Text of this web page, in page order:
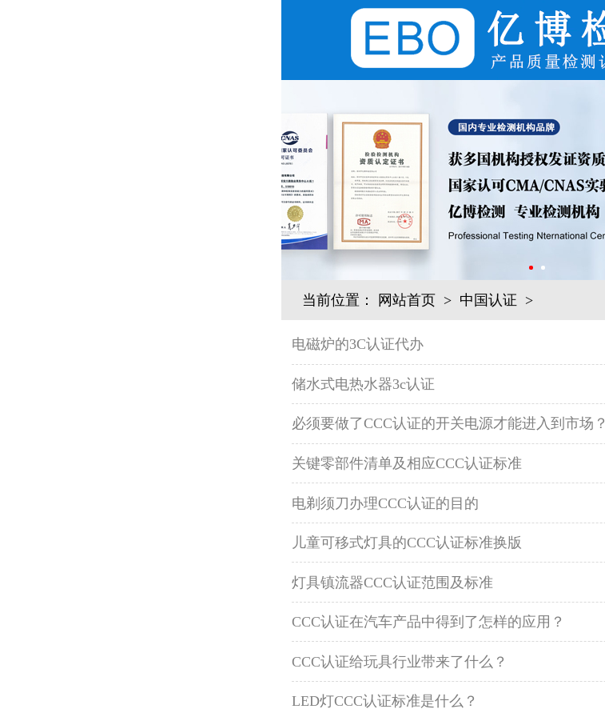
当前位置： 网站首页 > 中国认证 >
电磁炉的3C认证代办
储水式电热水器3c认证
必须要做了CCC认证的开关电源才能进入到市场？
关键零部件清单及相应CCC认证标准
电剃须刀办理CCC认证的目的
儿童可移式灯具的CCC认证标准换版
灯具镇流器CCC认证范围及标准
CCC认证在汽车产品中得到了怎样的应用？
CCC认证给玩具行业带来了什么？
LED灯CCC认证标准是什么？